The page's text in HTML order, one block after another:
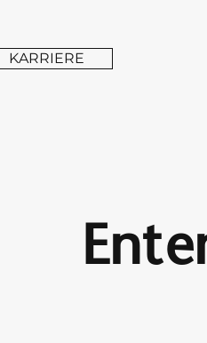
KARRIERE